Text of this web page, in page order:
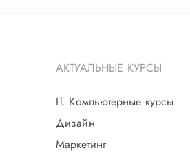
АКТУАЛЬНЫЕ КУРСЫ
IT. Компьютерные курсы
Дизайн
Маркетинг